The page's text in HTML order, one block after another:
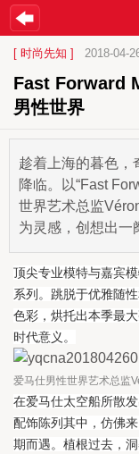
[ 时尚先知 ] 2018-04-
Fast Forward
男性世界
趁着上海的暮色，
降临。以“Fast
世界艺术总监
为灵感，创想出一
顶尖专业模特与嘉宾
系列。跳脱于优雅随
色彩，烘托出本季最
时代意义。
爱马仕男性世界艺术总监
在爱马仕太空船所散
配饰陈列其中，仿佛
期而遇。 植根过去，